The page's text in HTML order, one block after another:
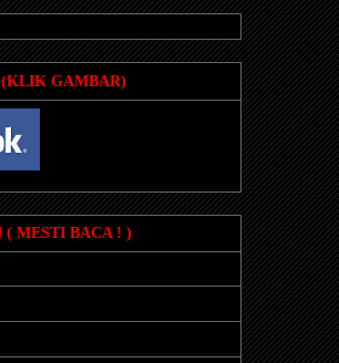
GAMBAR)
( MESTI BACA ! )